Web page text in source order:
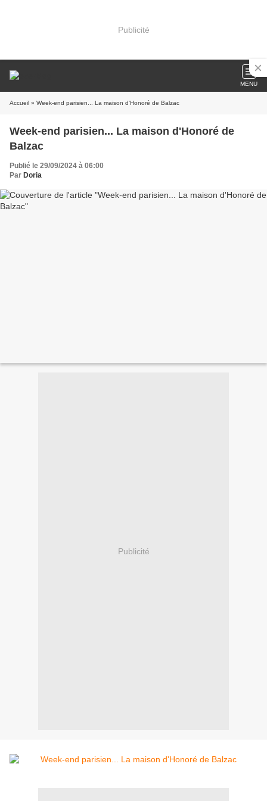
Publicité
MENU
Accueil » Week-end parisien... La maison d'Honoré de Balzac
Week-end parisien... La maison d'Honoré de
Balzac
Publié le 29/09/2024 à 06:00
Par Doria
Publicité